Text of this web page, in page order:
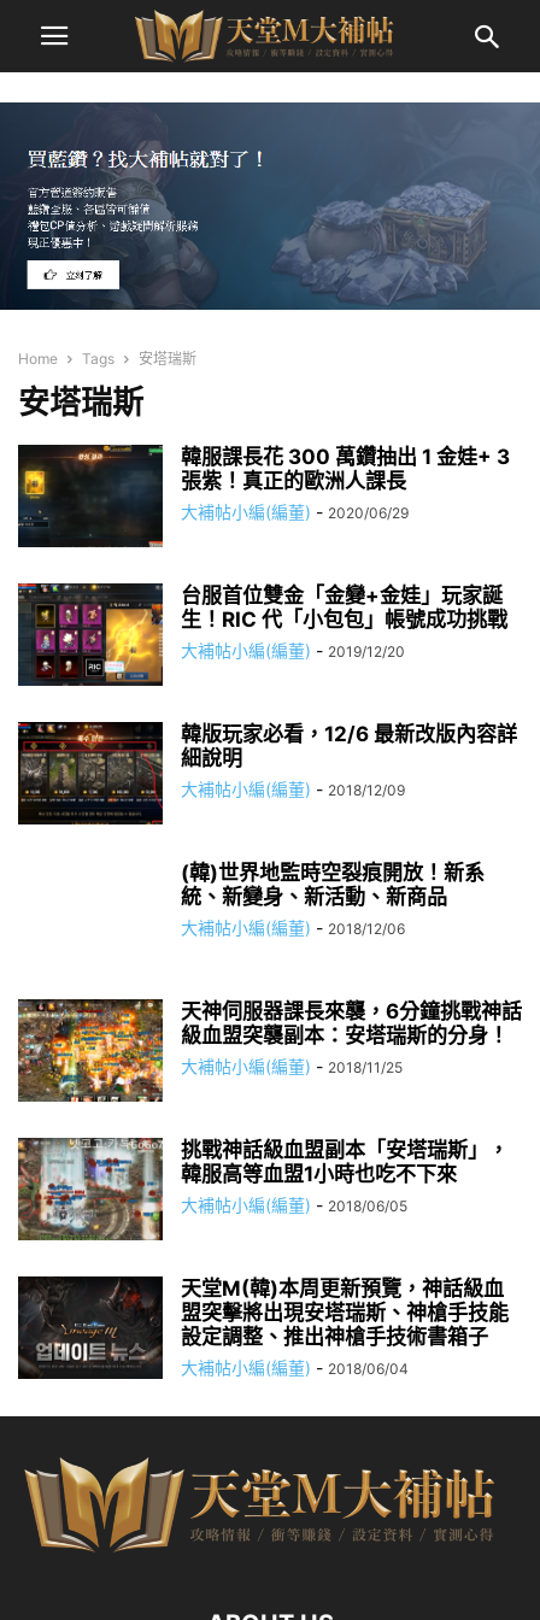
Home Tags 安塔瑞斯
安塔瑞斯
韓服課長花 300 萬鑽抽出 1 金娃+ 3
張紫！真正的歐洲人課長
大補帖小編(編董) - 2020/06/29
台服首位雙金「金變+金娃」玩家誕
生！RIC 代「小包包」帳號成功挑戰
大補帖小編(編董) - 2019/12/20
韓版玩家必看，12/6 最新改版內容詳
細說明
大補帖小編(編董) - 2018/12/09
(韓)世界地監時空裂痕開放！新系
統、新變身、新活動、新商品
大補帖小編(編董) - 2018/12/06
天神伺服器課長來襲，6分鐘挑戰神話
級血盟突襲副本：安塔瑞斯的分身！
大補帖小編(編董) - 2018/11/25
挑戰神話級血盟副本「安塔瑞斯」，
韓服高等血盟1小時也吃不下來
大補帖小編(編董) - 2018/06/05
天堂M(韓)本周更新預覽，神話級血
盟突擊將出現安塔瑞斯、神槍手技能
設定調整、推出神槍手技術書箱子
大補帖小編(編董) - 2018/06/04